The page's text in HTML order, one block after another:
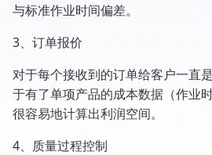
与标准作业时间偏差。
3、订单报价
对于每个接收到的订单给客户一直
于有了单项产品的成本数据（作业
很容易地计算出利润空间。
4、质量过程控制